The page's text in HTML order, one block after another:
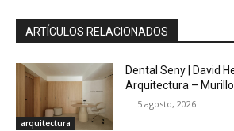
ARTÍCULOS RELACIONADOS
arquitectura
Dental Seny | David
Arquitectura –
5 agosto, 2026